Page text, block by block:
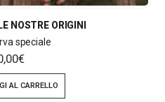
NOSTRE ORIGINI
speciale
€
AL CARRELLO